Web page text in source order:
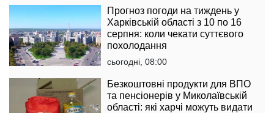
Прогноз погоди на тиждень у
Харківській області з 10 по 16
серпня: коли чекати суттєвого
похолодання
сьогодні, 08:00
Безкоштовні продукти для ВПО
та пенсіонерів у Миколаївській
області: які харчі можуть видати